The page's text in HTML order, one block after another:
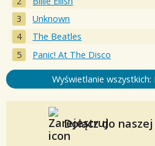
Unknown
The Beatles
Panic! At The Disco
Wyświetlanie
Dołącz do